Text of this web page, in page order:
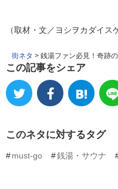
（取材・文／ヨシヲカダイス
街ネタ > 銭湯ファン必見！奇跡
この記事をシェア
このネタに対するタグ
must-go 銭湯・サウナ